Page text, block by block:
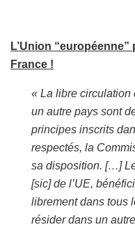
L’Union
France !
« La libre circulation
un autre pays sont
principes inscrits
respectés, la
sa disposition. […]
[sic] de l’UE,
librement dans tous
résider dans un